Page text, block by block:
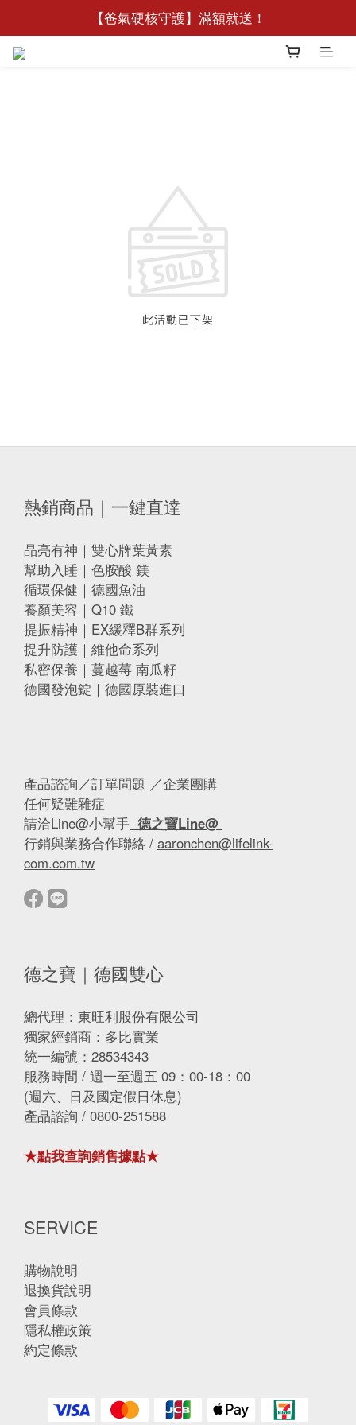
🧧【新客限定】加入德之寶Line好友領188元優惠券
【爸氣硬核守護】滿額就送！
🧧【新客限定】加入德之寶Line好友領188元優惠券
此活動已下架
熱銷商品｜一鍵直達
晶亮有神｜雙心牌葉黃素
幫助入睡｜色胺酸 鎂
循環保健｜德國魚油
養顏美容｜Q10 鐵
提振精神｜EX緩釋B群系列
提升防護｜維他命系列
私密保養｜蔓越莓 南瓜籽
德國發泡錠｜德國原裝進口
產品諮詢／訂單問題 ／企業團購
任何疑難雜症
請洽Line@小幫手 德之寶Line@
行銷與業務合作聯絡 / aaronchen@lifelink-
com.com.tw
德之寶｜德國雙心
總代理：東旺利股份有限公司
獨家經銷商：多比實業
統一編號：28534343
服務時間 / 週一至週五 09：00-18：00
(週六、日及國定假日休息)
產品諮詢 / 0800-251588
★點我查詢銷售據點★
SERVICE
購物說明
退換貨說明
會員條款
隱私權政策
約定條款